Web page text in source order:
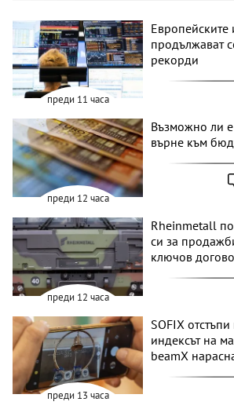
преди 11 часа
Европейските
продължават
рекорди
преди 12 часа
Възможно ли
върне към
преди 12 часа
Rheinmetall
си за
ключов
преди 13 часа
SOFIX
индексът на
beamX